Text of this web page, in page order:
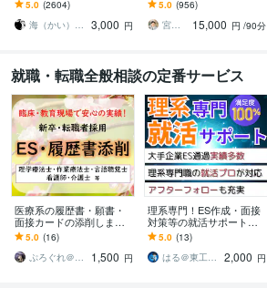
績】転職・就職活動の
「核」を提供
5.0 (2604)
海（かい）＠応募書類のプロフェッショナル
3,000 円
りたいこと言語化方法解
説＆自己探索ナビ納品
5.0 (956)
宮内 利亮 キャリアコンサルタント
15,000 円 /90分
就職・転職全般相談の定番サービス
医療系の履歴書・願書・
面接カードの添削します
【書類添削】リハビリ看
護師介護士等就活/志望動
機自己PR
5.0 (16)
ぷろぐれ＠理学療法士総合コンサルタント
1,500 円
理系専門！ES作成・面接
対策等の就活サポートし
ます 採用業務もしている
現役エンジニアがサポー
ト！就活相談もOK！
5.0 (13)
はる＠東工大卒の現役設計エンジニア
2,000 円